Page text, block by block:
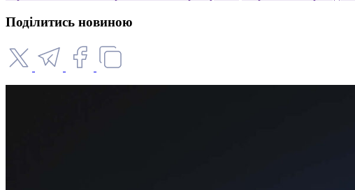
Поділитись новиною